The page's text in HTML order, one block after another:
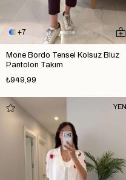
7
Mone Bordo Tensel Kolsuz Bluz
Pantolon Takım
₺949,99